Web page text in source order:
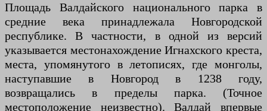
Площадь Валдайского национального парка в
средние века принадлежала Новгородской
республике. В частности, в одной из версий
указывается местонахождение Игнахского креста,
места, упомянутого в летописях, где монголы,
наступавшие в Новгород в 1238 году,
возвращались в пределы парка. (Точное
местоположение неизвестно). Валдай впервые